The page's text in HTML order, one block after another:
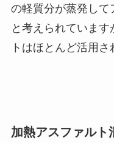
の軽質分が蒸発し
と考えられていま
トはほとんど活用さ
加熱アスファルト